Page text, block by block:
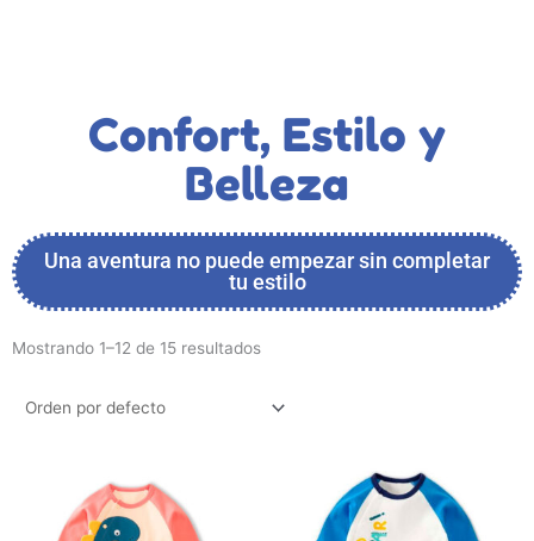
Confort, Estilo y
Belleza
Una aventura no puede empezar sin completar
tu estilo
Mostrando 1–12 de 15 resultados
producto
tiene
Este
producto
tiene